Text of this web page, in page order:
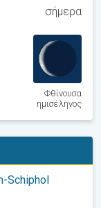
σήμερα
Φθίνουσα
ημισέληνος
Schiphol